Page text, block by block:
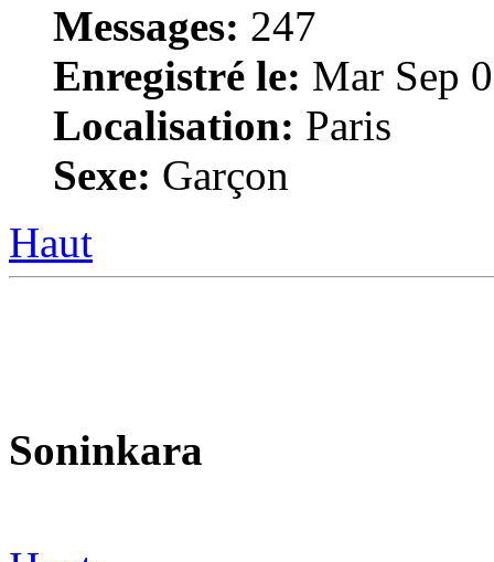
Messages: 247
Enregistré le: Mar Sep
Localisation: Paris
Sexe: Garçon
Haut
Soninkara